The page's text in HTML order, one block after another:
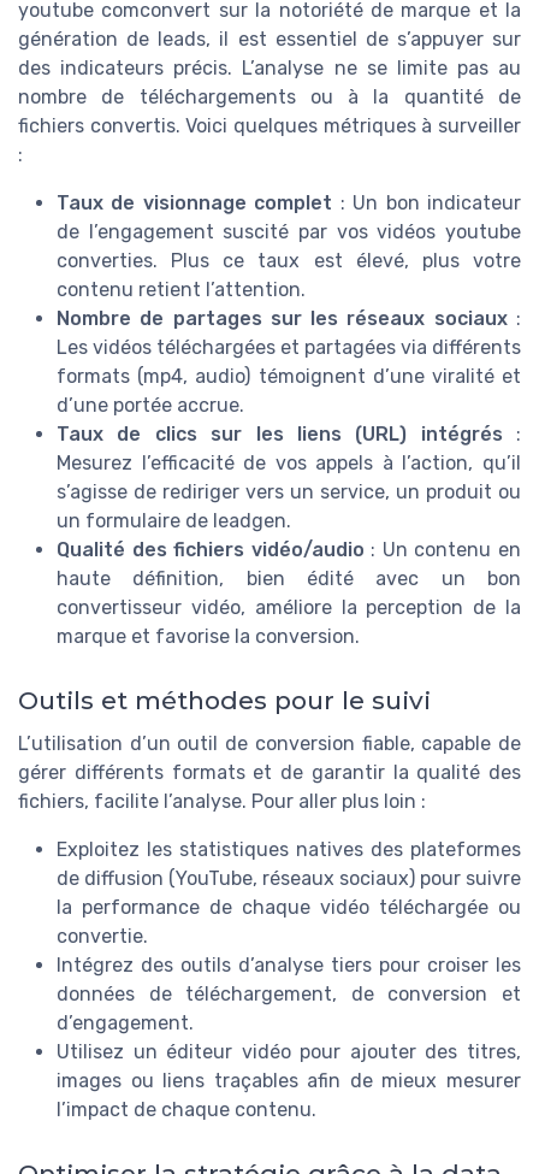
youtube comconvert sur la notoriété de marque et la
génération de leads, il est essentiel de s’appuyer sur
des indicateurs précis. L’analyse ne se limite pas au
nombre de téléchargements ou à la quantité de
fichiers convertis. Voici quelques métriques à surveiller
:
Taux de visionnage complet : Un bon indicateur
de l’engagement suscité par vos vidéos youtube
converties. Plus ce taux est élevé, plus votre
contenu retient l’attention.
Nombre de partages sur les réseaux sociaux:
Les vidéos téléchargées et partagées via différents
formats (mp4, audio) témoignent d’une viralité et
d’une portée accrue.
Taux de clics sur les liens (URL) intégrés :
Mesurez l’efficacité de vos appels à l’action, qu’il
s’agisse de rediriger vers un service, un produit ou
un formulaire de leadgen.
Qualité des fichiers vidéo/audio : Un contenu en
haute définition, bien édité avec un bon
convertisseur vidéo, améliore la perception de la
marque et favorise la conversion.
Outils et méthodes pour le suivi
L’utilisation d’un outil de conversion fiable, capable de
gérer différents formats et de garantir la qualité des
fichiers, facilite l’analyse. Pour aller plus loin :
Exploitez les statistiques natives des plateformes
de diffusion (YouTube, réseaux sociaux) pour suivre
la performance de chaque vidéo téléchargée ou
convertie.
Intégrez des outils d’analyse tiers pour croiser les
données de téléchargement, de conversion et
d’engagement.
Utilisez un éditeur vidéo pour ajouter des titres,
images ou liens traçables afin de mieux mesurer
l’impact de chaque contenu.